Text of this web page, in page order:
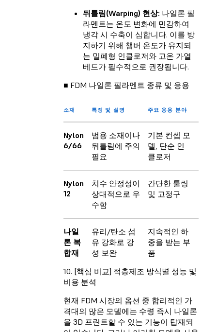
뒤틀림(Warping) 현상: 나일론 필
라멘트는 온도 변화에 민감하여
냉각 시 수축이 심합니다. 이를 방
지하기 위해 챔버 온도가 유지되
는 밀폐형 인클로저와 고온 가열
베드가 필수적으로 권장됩니다.
■ FDM 나일론 필라멘트 종류 및 응용
소재 특징 및 설명 주요 응용 분야
Nylon
6/66
범용 소재이나
뒤틀림에 주의
필요
기본 컨셉 모
델, 단순 인
클로저
Nylon
12
치수 안정성이
상대적으로 우
수함
간단한 툴링
및 고정구
나일
론 복
합재
유리/탄소 섬
유 강화로 강
성 보완
지속적인 하
중을 받는 부
품
10. [핵심 비교] 적층제조 방식별 성능 및
비용 분석
현재 FDM 시장의 옵션 중 합리적인 가
격대의 많은 모델에는 수령 즉시 나일론
을 3D 프린트할 수 있는 기능이 탑재되